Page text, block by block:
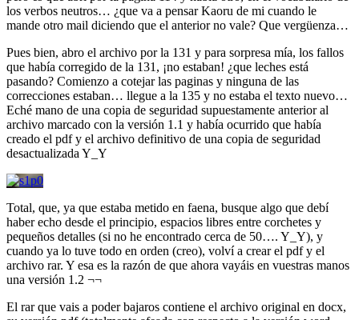
los verbos neutros… ¿que va a pensar Kaoru de mi cuando le
mande otro mail diciendo que el anterior no vale? Que vergüenza…
Pues bien, abro el archivo por la 131 y para sorpresa mía, los fallos
que había corregido de la 131, ¡no estaban! ¿que leches está
pasando? Comienzo a cotejar las paginas y ninguna de las
correcciones estaban… llegue a la 135 y no estaba el texto nuevo…
Eché mano de una copia de seguridad supuestamente anterior al
archivo marcado con la versión 1.1 y había ocurrido que había
creado el pdf y el archivo definitivo de una copia de seguridad
desactualizada Y_Y
Total, que, ya que estaba metido en faena, busque algo que debí
haber echo desde el principio, espacios libres entre corchetes y
pequeños detalles (si no he encontrado cerca de 50…. Y_Y), y
cuando ya lo tuve todo en orden (creo), volví a crear el pdf y el
archivo rar. Y esa es la razón de que ahora vayáis en vuestras manos
una versión 1.2 ¬¬
El rar que vais a poder bajaros contiene el archivo original en docx,